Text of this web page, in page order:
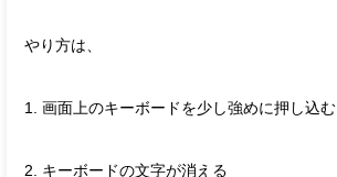
やり方は、
1. 画面上のキーボードを少し強めに押し込む
2. キーボードの文字が消える